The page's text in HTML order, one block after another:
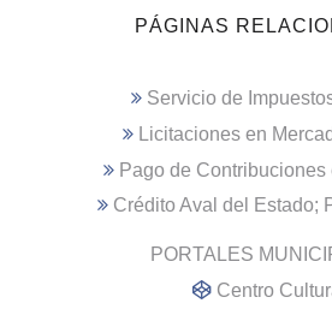
PÁGINAS
Servicio de
Licitaciones en
Pago de Contribuciones
Crédito Aval del Estado;
PORTALES
Centro